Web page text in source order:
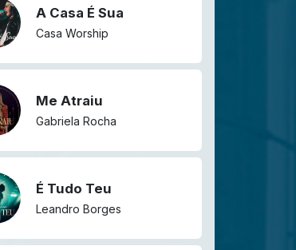
A Casa É Sua
Casa Worship
Me Atraiu
Gabriela Rocha
É Tudo Teu
Leandro Borges